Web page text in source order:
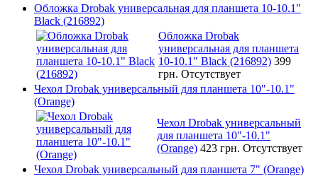
Обложка Drobak универсальная для планшета 10-10.1"
Black (216892)
Обложка Drobak
универсальная для планшета
10-10.1" Black (216892) 399
грн. Отсутствует
Чехол Drobak универсальный для планшета 10"-10.1"
(Orange)
Чехол Drobak универсальный
для планшета 10"-10.1"
(Orange) 423 грн. Отсутствует
Чехол Drobak универсальный для планшета 7" (Orange)